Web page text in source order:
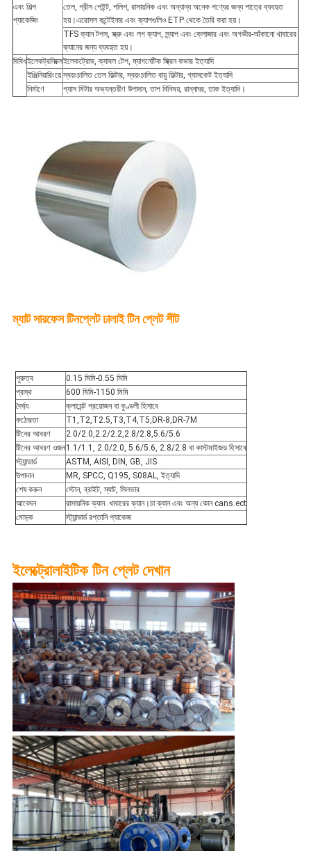
এবং শিল্প
প্যাকেজিং
তেল, গ্রীস পেইন্ট, পলিশ, রাসায়নিক এবং অন্যান্য অনেক পণ্যের জন্য পাত্রে ব্যবহৃত
হয়।এরোসল কন্টেইনার এবং ক্যাপগুলিও ETP থেকে তৈরি করা হয়।
TFS ক্যান টপস, স্ক্রু এবং লগ ক্যাপ, স্ন্যাপ এবং ক্লোজার এবং অগভীর-আঁকানো খাবারের
ক্যানের জন্য ব্যবহৃত হয়।
বিবিধইলেকট্রনিক্সেইলেকট্রোড, ক্যাবল টেপ, ম্যাগনেটিক স্ক্রিন কভার ইত্যাদি
ইঞ্জিনিয়ারিংয়ে স্বয়ংচালিত তেল ফিল্টার, স্বয়ংচালিত বায়ু ফিল্টার, গ্যাসকেট ইত্যাদি
নির্মাণে
গ্যাস মিটার অভ্যন্তরীণ উপাদান, তাপ বিনিময়, রান্নাঘর, তাক ইত্যাদি।
ম্যাট সারফেস টিনপ্লেট ঢালাই টিন প্লেট শীট
পুরুত্ব
0.15 মিমি-0.55 মিমি
প্রস্থ
600 মিমি-1150 মিমি
দৈর্ঘ্য
ক্লায়েন্ট প্রয়োজন বা কুণ্ডলী হিসাবে
কঠোরতা
T1,T2,T2.5,T3,T4,T5,DR-8,DR-7M
টিনের আবরণ
2.0/2.0,2.2/2.2,2.8/2.8,5.6/5.6
টিনের আবরণ ওজন1.1/1.1, 2.0/2.0, 5.6/5.6, 2.8/2.8 বা কাস্টমাইজড হিসাবে
স্ট্যান্ডার্ড
ASTM, AISI, DIN, GB, JIS
উপাদান
MR, SPCC, Q195, S08AL, ইত্যাদি
শেষ করুন
স্টোন, ব্রাইট, ম্যাট, সিলভার
আবেদন
রাসায়নিক ক্যান .খাবারের ক্যান।চা ক্যান এবং অন্য কোন cans.ect
মোড়ক
স্ট্যান্ডার্ড রপ্তানি প্যাকেজ
ইলেক্ট্রোলাইটিক টিন প্লেট দেখান